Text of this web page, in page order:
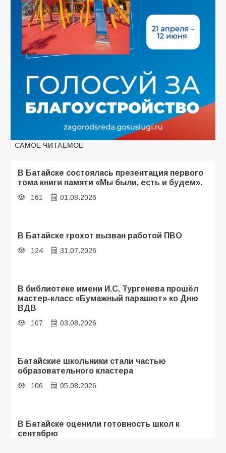
САМОЕ ЧИТАЕМОЕ
В Батайске состоялась презентация первого
тома книги памяти «Мы были, есть и будем».
161 01.08.2026
В Батайске грохот вызван работой ПВО
124 31.07.2026
В библиотеке имени И.С. Тургенева прошёл
мастер-класс «Бумажный парашют» ко Дню
ВДВ
107 03.08.2026
Батайские школьники стали частью
образовательного кластера
106 05.08.2026
В Батайске оценили готовность школ к
сентябрю